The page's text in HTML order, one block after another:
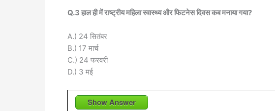
Q.3 हाल ही में राष्ट्रीय महिला स्वास्थ्य और फिटनेस दिवस कब मनाया गया?
A.) 24 सितंबर
B.) 17 मार्च
C.) 24 फरवरी
D.) 3 मई
Show Answer